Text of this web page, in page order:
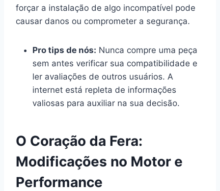
forçar a instalação de algo incompatível pode
causar danos ou comprometer a segurança.
Pro tips de nós: Nunca compre uma peça
sem antes verificar sua compatibilidade e
ler avaliações de outros usuários. A
internet está repleta de informações
valiosas para auxiliar na sua decisão.
O Coração da Fera:
Modificações no Motor e
Performance